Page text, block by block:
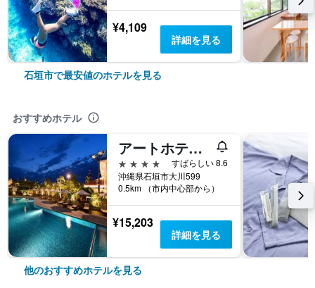
¥4,109
詳細を見る
石垣市で最安値のホテルを見る
おすすめホテル
アートホテル石垣島
4つ星
すばらしい 8.6
沖縄県石垣市大川599
0.5km （市内中心部から）
¥15,203
詳細を見る
他のおすすめホテルを見る